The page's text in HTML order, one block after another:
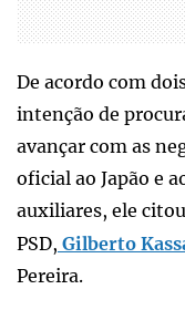
De acordo com
intenção de
avançar com as
oficial ao Japão e
auxiliares, ele
PSD, Gilberto
Pereira.